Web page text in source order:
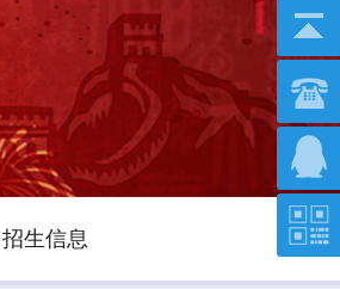
招生信息